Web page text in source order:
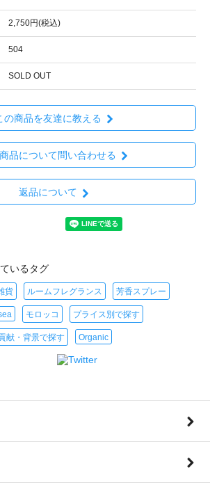
2,750円(税込)
504
SOLD OUT
の商品を友達に教える
品について問い合わせる
返品について
いるタグ
貨 ルームフレグランス 芳香スプレー
モロッコ プライス別で探す
献・背景で探す Organic